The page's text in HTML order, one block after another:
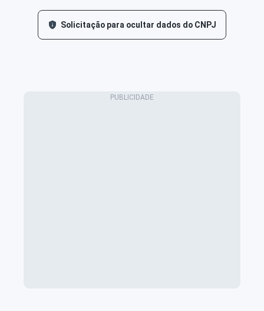
Solicitação para ocultar dados do CNPJ